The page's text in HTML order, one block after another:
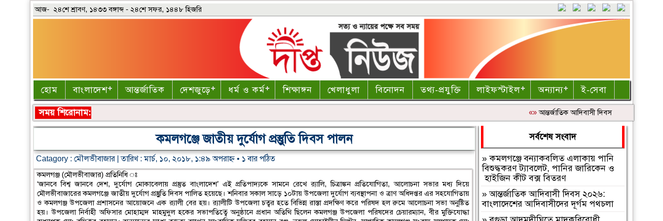
আজ- ২৪শে শ্রাবণ, ১৪৩৩ বঙ্গাব্দ - ২৪শে সফর, ১৪৪৮ হিজরি
হোম বাংলাদেশ আন্তর্জাতিক দেশজুড়ে ধর্ম ও কর্ম শিক্ষাঙ্গন খেলাধুলা বিনোদন তথ্য-প্রযুক্তি লাইফস্টাইল অন্যান্য ই-সেবা
সময় শিরোনাম: «»আন্তর্জাতিক আদিবাসী দিবস ২০২৬:
কমলগঞ্জে জাতীয় দুর্যোগ প্রস্তুুতি দিবস পালন
Catagory :মৌলভীবাজার| তারিখ : মার্চ, ১০, ২০১৮, ১:৪৯ অপরাহ্ণ • ১ বার পঠিত
কমলগঞ্জ (মৌলভীবাজার) প্রতিনিধি ঃ
‘জানবে বিশ্ব জানবে দেশ, দুর্যোগ মোকাবেলায় প্রস্তুত বাংলাদেশ’ এই প্রতিপাদ্যকে সামনে রেখে র‌্যালি, চিত্রাঙ্কন প্রতিযোগিতা, আলোচনা সভার মধ্য দিয়ে
মৌলভীবাজারের কমলগঞ্জে জাতীয় দুর্যোগ প্রস্তুুতি দিবস পালিত হয়েছে। শনিবার সকাল সাড়ে ১০টায় উপজেলা দুর্যোগ ব্যবস্থাপনা ও ত্রাণ অধিদপ্তর এর সহযোগিতায়
ও কমলগঞ্জ উপজেলা প্রশাসনের আয়োজনে এক র‌্যালী বের হয়। র‌্যালীটি উপজেলা চত্বর হতে বিভিন্ন রাস্তা প্রদক্ষিণ করে পরিষদ হল রুমে আলোচনা সভা অনুষ্টিত
হয়। উপজেলা নির্বাহী অফিসার মোহাম্মদ মাহমুদুল হকের সভাপতিত্বে অনুষ্ঠানে প্রধান অতিথি ছিলেন কমলগঞ্জ উপজেলা পরিষদের চেয়ারম্যান, বীর মুক্তিযোদ্ধা
সর্বশেষ সংবাদ
»কমলগঞ্জে বন্যাকবলিত এলাকায় পানি
বিশুদ্ধকরণ ট্যাবলেট, পানির জারিকেন ও
হাইজিন কীট বক্স বিতরণ
»আন্তর্জাতিক আদিবাসী দিবস ২০২৬:
বাংলাদেশের আদিবাসীদের দূর্গম পথচলা